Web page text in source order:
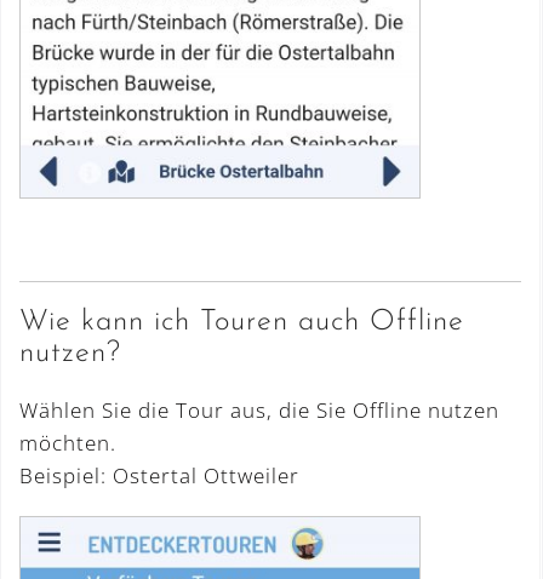
Wie kann ich Touren auch Offline
nutzen?
Wählen Sie die Tour aus, die Sie Offline nutzen
möchten.
Beispiel: Ostertal Ottweiler